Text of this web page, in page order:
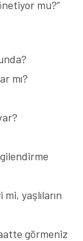
mu?”
mı?
yaşlıların
görmeniz